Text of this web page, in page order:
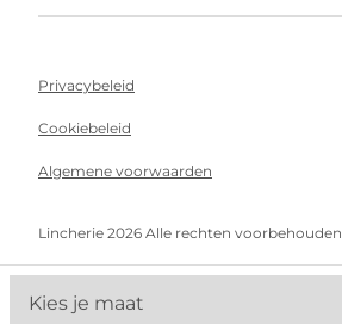
Kies je maat
Privacybeleid
Cookiebeleid
Algemene voorwaarden
Lincherie 2026 Alle rechten voorbehouden